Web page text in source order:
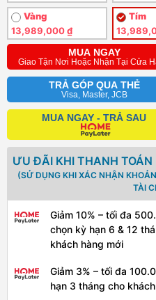
Vàng
13,989,000 ₫
Tím
MUA NGAY
Giao Tận Nơi Hoặc Nhận Tại Cửa
TRẢ GÓP QUA THẺ
Visa, Master, JCB
MUA NGAY - TRẢ SAU
ƯU ĐÃI KHI THANH TOÁN
(SỬ DỤNG KHI XÁC NHẬN
TÀI
Giảm 10% – tối đa
chọn kỳ hạn 6 & 12
khách hàng mới
Giảm 3% – tối đa
hạn 3 tháng cho